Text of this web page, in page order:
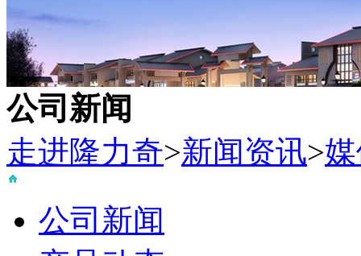
公司新闻
走进隆力奇>新闻资讯>
公司新闻